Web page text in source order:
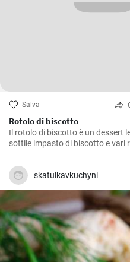
Salva
Rotolo di biscotto
Il rotolo di biscotto è un dessert
sottile impasto di biscotto e vari
skatulkavkuchyni